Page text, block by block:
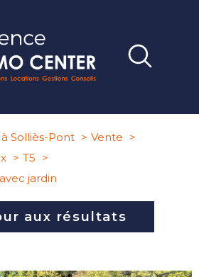
Solliès-Pont
Vente
T5
jardin
aux résultats